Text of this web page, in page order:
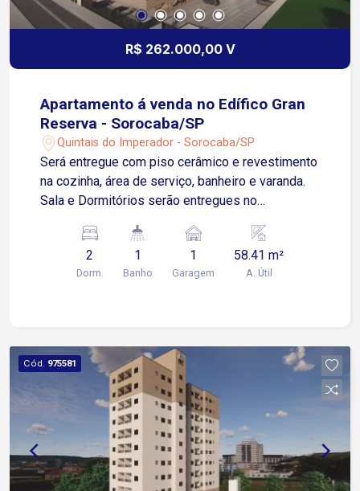
R$ 262.000,00 V
Apartamento á venda no Edífico Gran
Reserva - Sorocaba/SP
Quintais do Imperador - Sorocaba/SP
Será entregue com piso cerâmico e revestimento
na cozinha, área de serviço, banheiro e varanda.
Sala e Dormitórios serão entregues no
Garagem Descoberta e Fixa para um veículo de
pequeno ou médio porte Condomínio: torre única,
2 elevadores, playground, salão de festas.
2
Dorm.
1
Banho
1
Garagem
58.41 m²
A. Útil
Cód. 975581